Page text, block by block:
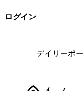
ログイン
デイリーポ